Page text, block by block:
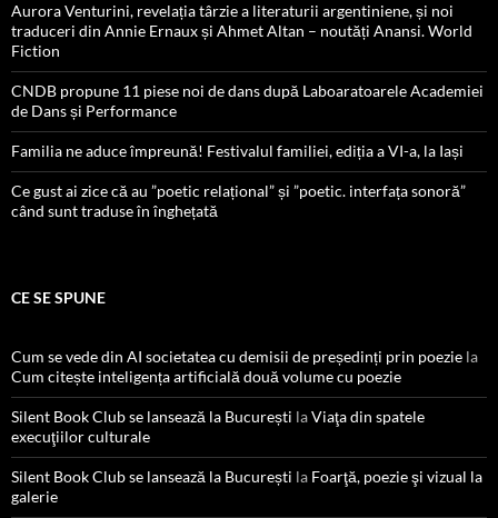
Aurora Venturini, revelația târzie a literaturii argentiniene, și noi
traduceri din Annie Ernaux și Ahmet Altan – noutăți Anansi. World
Fiction
CNDB propune 11 piese noi de dans după Laboaratoarele Academiei
de Dans și Performance
Familia ne aduce împreună! Festivalul familiei, ediția a VI-a, la Iași
Ce gust ai zice că au ”poetic relațional” și ”poetic. interfața sonoră”
când sunt traduse în înghețată
CE SE SPUNE
Cum se vede din AI societatea cu demisii de președinți prin poezie la
Cum citește inteligența artificială două volume cu poezie
Silent Book Club se lansează la București laViaţa din spatele
execuţiilor culturale
Silent Book Club se lansează la București la Foarţă, poezie şi vizual la
galerie